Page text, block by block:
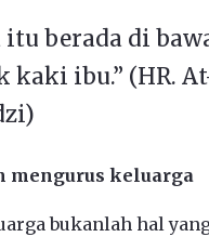
itu berada di
kaki ibu.” (HR.
mengurus keluarga
bukanlah hal